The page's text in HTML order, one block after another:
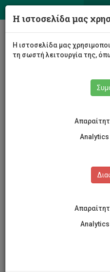
Η ιστοσελίδα μας
Η ιστοσελίδα μας
τη σωστή λειτουργία της,